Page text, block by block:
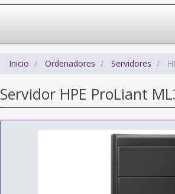
Inicio Ordenadores Servidores
Servidor HPE ProLiant